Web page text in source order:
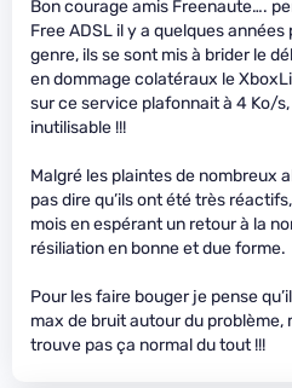
Bon courage amis Freenaute….
Free ADSL il y a quelques
genre, ils se sont mis à brider le
en dommage colatéraux le
sur ce service plafonnait à 4 Ko/
inutilisable !!!
Malgré les plaintes de nombreux
pas dire qu’ils ont été très
mois en espérant un retour à la
résiliation en bonne et due forme.
Pour les faire bouger je pense
max de bruit autour du problème,
trouve pas ça normal du tout !!!